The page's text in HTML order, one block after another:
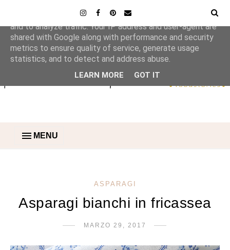
MENU
ASPARAGI
Asparagi bianchi in fricassea
MARZO 29, 2017
This site uses cookies from Google to deliver its services
and to analyze traffic. Your IP address and user-agent are
shared with Google along with performance and security
metrics to ensure quality of service, generate usage
statistics, and to detect and address abuse.
LEARN MORE GOT IT